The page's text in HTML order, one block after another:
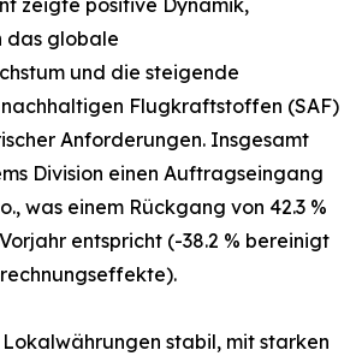
zeigte positive Dynamik,
das globale
und die steigende
Flugkraftstoffen (SAF)
Anforderungen. Insgesamt
Division einen Auftragseingang
was einem Rückgang von 42.3 %
entspricht (-38.2 % bereinigt
stabil, mit starken